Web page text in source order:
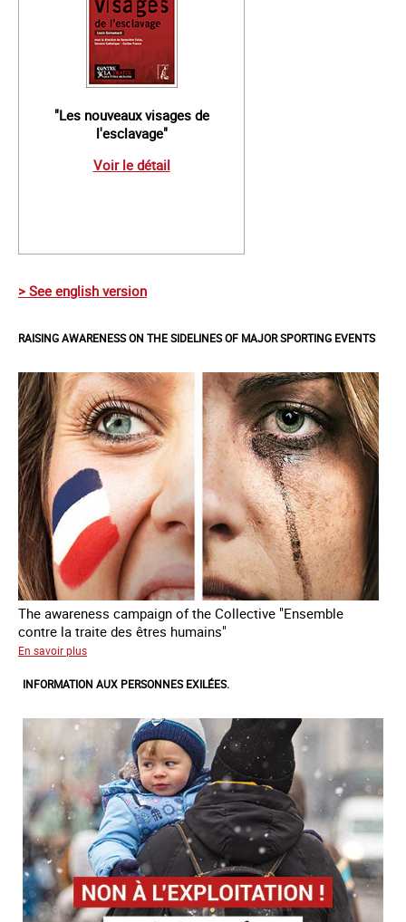
"Les nouveaux visages de
l'esclavage"
Voir le détail
> See english version
RAISING AWARENESS ON THE SIDELINES OF MAJOR SPORTING EVENTS
The awareness campaign of the Collective "Ensemble
contre la traite des êtres humains"
En savoir plus
awareness
the
sidelines
of
major
sporting
events
INFORMATION AUX PERSONNES EXILÉES.